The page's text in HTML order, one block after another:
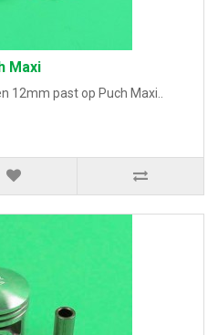
Maxi
12mm past op Puch Maxi..